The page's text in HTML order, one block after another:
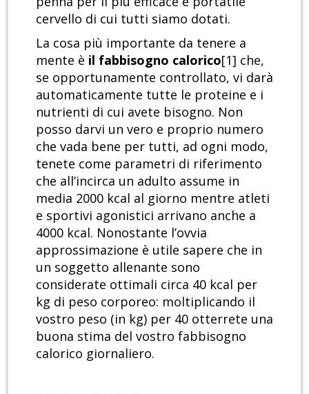
cervello di cui tutti siamo dotati.
La cosa più importante da tenere a
mente è il fabbisogno calorico[1] che,
se opportunamente controllato, vi darà
automaticamente tutte le proteine e i
nutrienti di cui avete bisogno. Non
posso darvi un vero e proprio numero
che vada bene per tutti, ad ogni modo,
tenete come parametri di riferimento
che all’incirca un adulto assume in
media 2000 kcal al giorno mentre atleti
e sportivi agonistici arrivano anche a
4000 kcal. Nonostante l’ovvia
approssimazione è utile sapere che in
un soggetto allenante sono
considerate ottimali circa 40 kcal per
kg di peso corporeo: moltiplicando il
vostro peso (in kg) per 40 otterrete una
buona stima del vostro fabbisogno
calorico giornaliero.